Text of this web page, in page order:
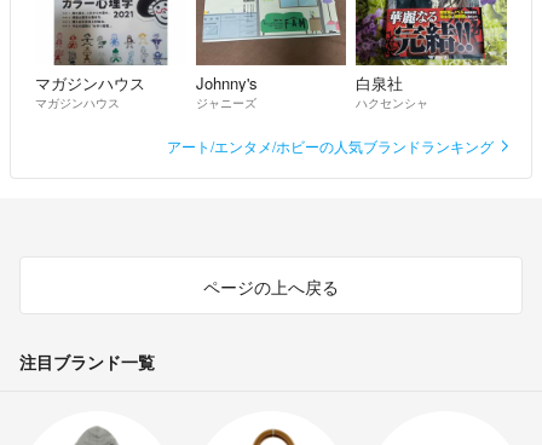
マガジンハウス
マガジンハウス
Johnny's
ジャニーズ
白泉社
ハクセンシャ
アート/エンタメ/ホビーの人気ブランドランキング
ページの上へ戻る
注目ブランド一覧